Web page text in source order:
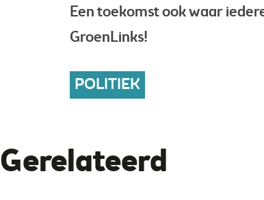
Een toekomst ook waar
GroenLinks!
POLITIEK
Gerelateerd